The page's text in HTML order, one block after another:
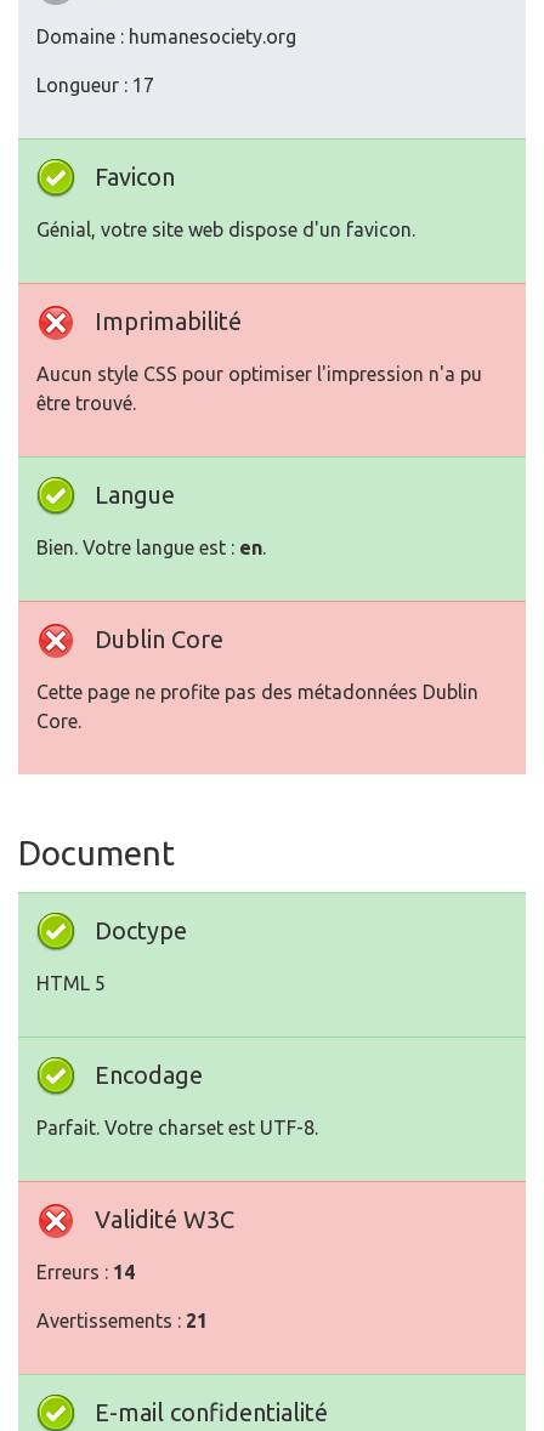
Domaine : humanesociety.org
Longueur : 17
Favicon
Génial, votre site web dispose d'un favicon.
Imprimabilité
Aucun style CSS pour optimiser l'impression n'a pu
être trouvé.
Langue
Bien. Votre langue est : en.
Dublin Core
Cette page ne profite pas des métadonnées Dublin
Core.
Document
Doctype
HTML 5
Encodage
Parfait. Votre charset est UTF-8.
Validité W3C
Erreurs : 14
Avertissements : 21
E-mail confidentialité